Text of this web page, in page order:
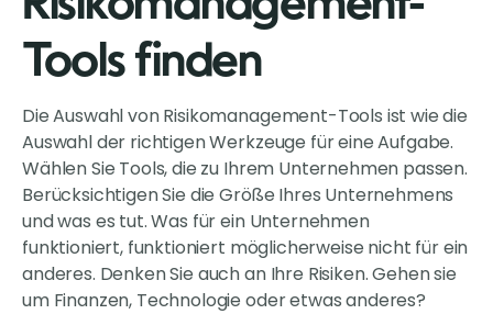
Tools finden
Die Auswahl von Risikomanagement-Tools ist wie die
Auswahl der richtigen Werkzeuge für eine Aufgabe.
Wählen Sie Tools, die zu Ihrem Unternehmen passen.
Berücksichtigen Sie die Größe Ihres Unternehmens
und was es tut. Was für ein Unternehmen
funktioniert, funktioniert möglicherweise nicht für ein
anderes. Denken Sie auch an Ihre Risiken. Gehen sie
um Finanzen, Technologie oder etwas anderes?